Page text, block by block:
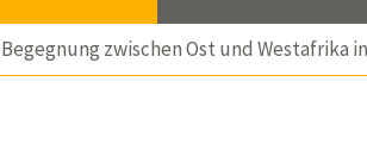
Begegnung zwischen Ost und Westafrika